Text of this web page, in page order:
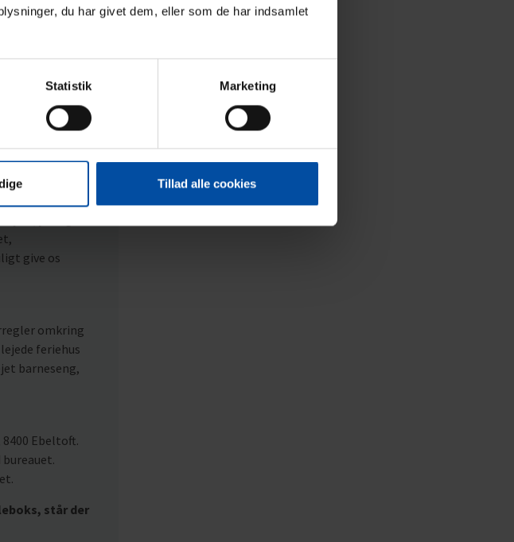
du har givet dem, eller som de har indsamlet
Statistik Marketing
Tillad alle cookies
juni, juli og
give os
omkring
feriehus
barneseng,
Ebeltoft.
står der